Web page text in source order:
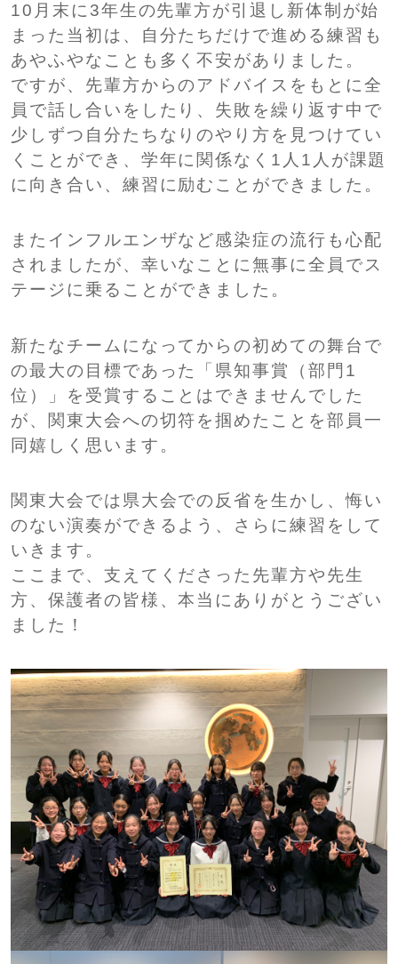
10月末に3年生の先輩方が引退し新体制が始
まった当初は、自分たちだけで進める練習も
あやふやなことも多く不安がありました。
ですが、先輩方からのアドバイスをもとに全
員で話し合いをしたり、失敗を繰り返す中で
少しずつ自分たちなりのやり方を見つけてい
くことができ、学年に関係なく1人1人が課題
に向き合い、練習に励むことができました。
またインフルエンザなど感染症の流行も心配
されましたが、幸いなことに無事に全員でス
テージに乗ることができました。
新たなチームになってからの初めての舞台で
の最大の目標であった「県知事賞（部門1
位）」を受賞することはできませんでした
が、関東大会への切符を掴めたことを部員一
同嬉しく思います。
関東大会では県大会での反省を生かし、悔い
のない演奏ができるよう、さらに練習をして
いきます。
ここまで、支えてくださった先輩方や先生
方、保護者の皆様、本当にありがとうござい
ました！